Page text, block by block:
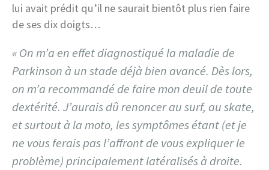
lui avait prédit qu’il ne saurait bientôt plus rien faire
de ses dix doigts…
« On m’a en effet diagnostiqué la maladie de
Parkinson à un stade déjà bien avancé. Dès lors,
on m’a recommandé de faire mon deuil de toute
dextérité. J’aurais dû renoncer au surf, au skate,
et surtout à la moto, les symptômes étant (et je
ne vous ferais pas l’affront de vous expliquer le
problème) principalement latéralisés à droite.